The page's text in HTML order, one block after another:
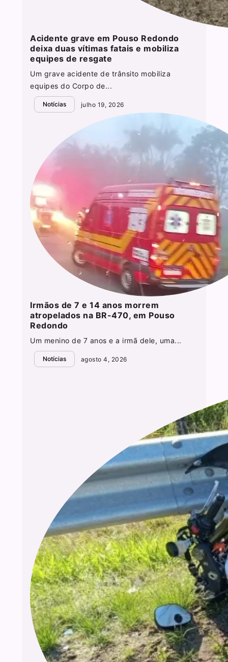
Acidente grave em Pouso Redondo
deixa duas vítimas fatais e mobiliza
equipes de resgate
Um grave acidente de trânsito mobiliza
equipes do Corpo de...
Notícias julho 19, 2026
Irmãos de 7 e 14 anos morrem
atropelados na BR-470, em Pouso
Redondo
Um menino de 7 anos e a irmã dele, uma...
Notícias agosto 4, 2026